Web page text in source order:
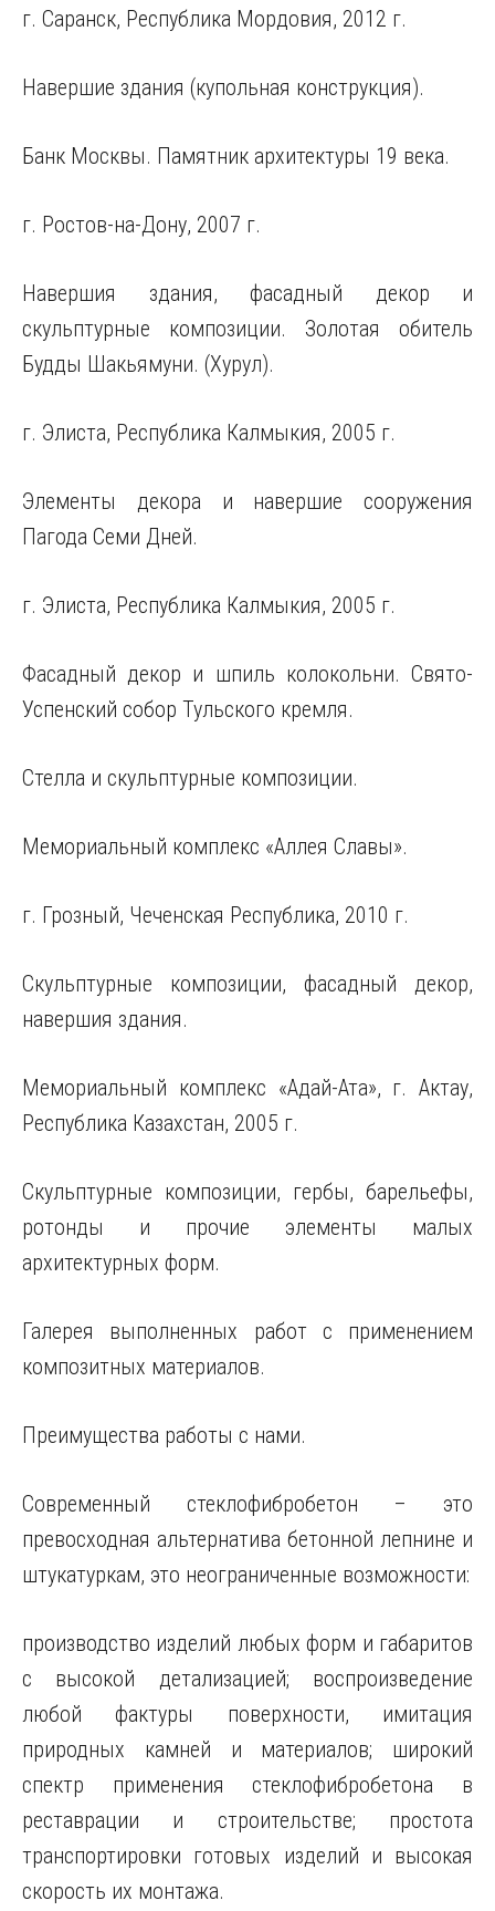
г. Саранск, Республика Мордовия, 2012 г.
Навершие здания (купольная конструкция).
Банк Москвы. Памятник архитектуры 19 века.
г. Ростов-на-Дону, 2007 г.
Навершия здания, фасадный декор и
скульптурные композиции. Золотая обитель
Будды Шакьямуни. (Хурул).
г. Элиста, Республика Калмыкия, 2005 г.
Элементы декора и навершие сооружения
Пагода Семи Дней.
г. Элиста, Республика Калмыкия, 2005 г.
Фасадный декор и шпиль колокольни. Свято-
Успенский собор Тульского кремля.
Стелла и скульптурные композиции.
Мемориальный комплекс «Аллея Славы».
г. Грозный, Чеченская Республика, 2010 г.
Скульптурные композиции, фасадный декор,
навершия здания.
Мемориальный комплекс «Адай-Ата», г. Актау,
Республика Казахстан, 2005 г.
Скульптурные композиции, гербы, барельефы,
ротонды и прочие элементы малых
архитектурных форм.
Галерея выполненных работ с применением
композитных материалов.
Преимущества работы с нами.
Современный стеклофибробетон – это
превосходная альтернатива бетонной лепнине и
штукатуркам, это неограниченные возможности:
производство изделий любых форм и габаритов
с высокой детализацией; воспроизведение
любой фактуры поверхности, имитация
природных камней и материалов; широкий
спектр применения стеклофибробетона в
реставрации и строительстве; простота
транспортировки готовых изделий и высокая
скорость их монтажа.